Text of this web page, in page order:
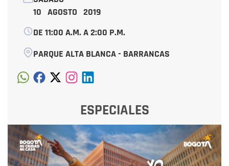
10 AGOSTO 2019
DE 11:00 A.M. A 2:00 P.M.
PARQUE ALTA BLANCA - BARRANCAS
ESPECIALES